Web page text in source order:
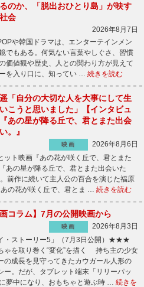
のか、「脱出おひとり島」が映す
会
2026年8月7日
や韓国ドラマは、エンターテインメン
でもある。何気ない言葉やしぐさ、習慣
価値観や歴史、人との関わり方が見えて
を入り口に、知ってい … 続きを読む
「自分の大切な人を大事にして生
こうと思いました」【インタビュ
あの星が降る丘で、君とまた出会
。』
映画
2026年8月6日
ト映画『あの花が咲く丘で、君とまた
あの星が降る丘で、君とまた出会いた
前作に続いて主人公の百合を演じた福原
の花が咲く丘で、君とま … 続きを読む
画コラム】7月の公開映画から
映画
2026年8月3日
イ・ストーリー5」（7月3日公開）★★★
ゃを取り巻く“変化”を描く 持ち主の少女
の成長を見守ってきたカウガール人形の
ー。だが、タブレット端末「リリーパッ
夢中になり、おもちゃと遊ぶ時 … 続きを